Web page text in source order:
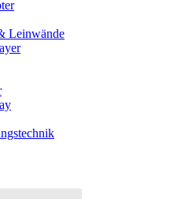
Leinwände